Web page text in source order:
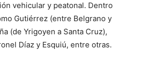
vehicular y peatonal. Dentro
Gutiérrez (entre Belgrano y
(de Yrigoyen a Santa Cruz),
Díaz y Esquiú, entre otras.